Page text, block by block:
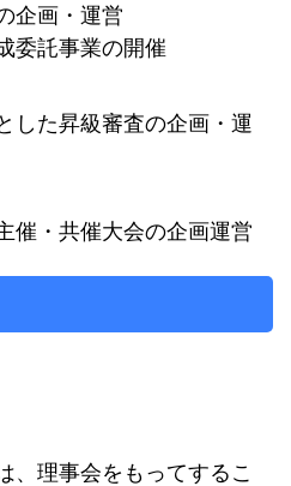
企画・運営
委託事業の開催
した昇級審査の企画・運
催・共催大会の企画運営
、理事会をもってするこ